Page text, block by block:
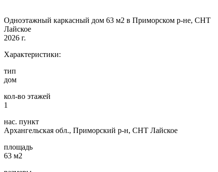
Одноэтажный каркасный дом 63 м2 в Приморском р-не, СНТ
Лайское
2026 г.
Характеристики:
тип
дом
кол-во этажей
1
нас. пункт
Архангельская обл., Приморский р-н, СНТ Лайское
площадь
63 м2